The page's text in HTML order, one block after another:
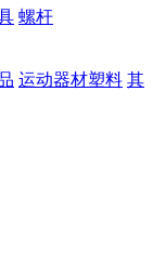
螺杆
运动器材塑料 其